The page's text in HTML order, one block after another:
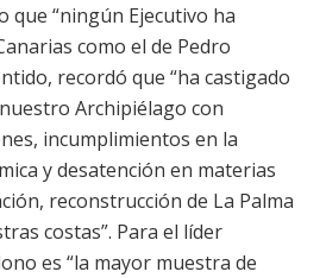
que “ningún Ejecutivo ha
como el de Pedro
recordó que “ha castigado
Archipiélago con
incumplimientos en la
y desatención en materias
reconstrucción de La Palma
costas”. Para el líder
es “la mayor muestra de